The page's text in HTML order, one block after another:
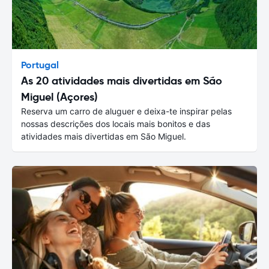
Portugal
As 20 atividades mais divertidas em São
Miguel (Açores)
Reserva um carro de aluguer e deixa-te inspirar pelas
nossas descrições dos locais mais bonitos e das
atividades mais divertidas em São Miguel.